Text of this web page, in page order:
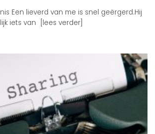
Een lieverd van me is snel geërgerd.Hij
iets van [lees verder]